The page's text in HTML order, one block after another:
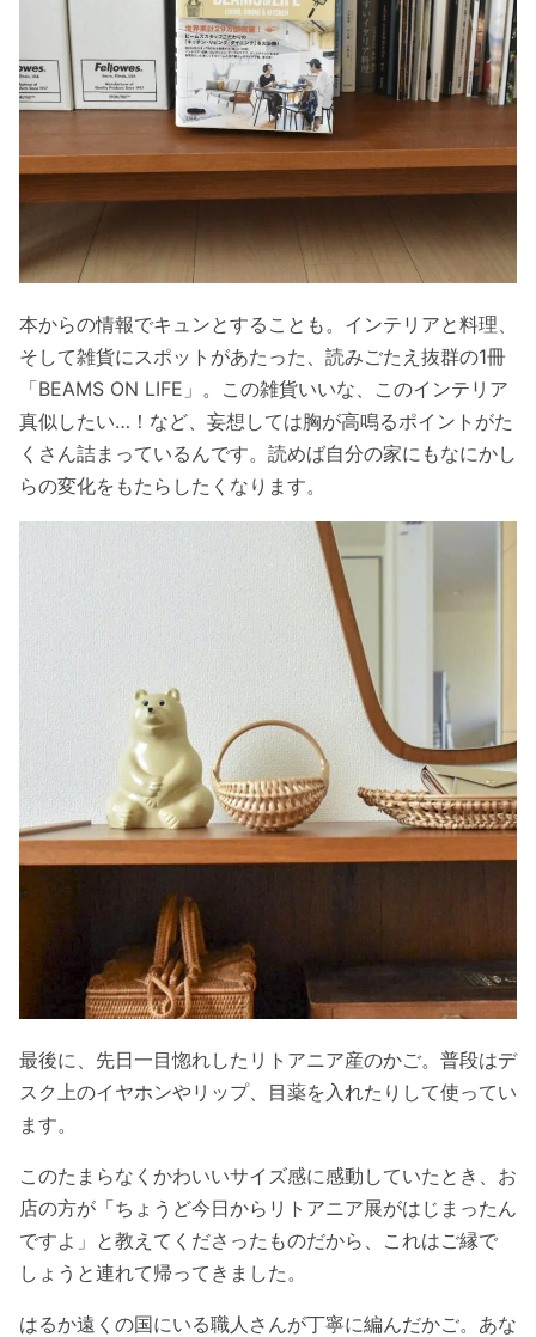
本からの情報でキュンとすることも。インテリアと料理、
そして雑貨にスポットがあたった、読みごたえ抜群の1冊
「BEAMS ON LIFE」。この雑貨いいな、このインテリア
真似したい…！など、妄想しては胸が高鳴るポイントがた
くさん詰まっているんです。読めば自分の家にもなにかし
らの変化をもたらしたくなります。
最後に、先日一目惚れしたリトアニア産のかご。普段はデ
スク上のイヤホンやリップ、目薬を入れたりして使ってい
ます。
このたまらなくかわいいサイズ感に感動していたとき、お
店の方が「ちょうど今日からリトアニア展がはじまったん
ですよ」と教えてくださったものだから、これはご縁で
しょうと連れて帰ってきました。
はるか遠くの国にいる職人さんが丁寧に編んだかご。あな